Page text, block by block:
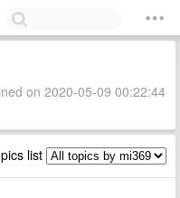
on 2020-05-09 00:22:44
list